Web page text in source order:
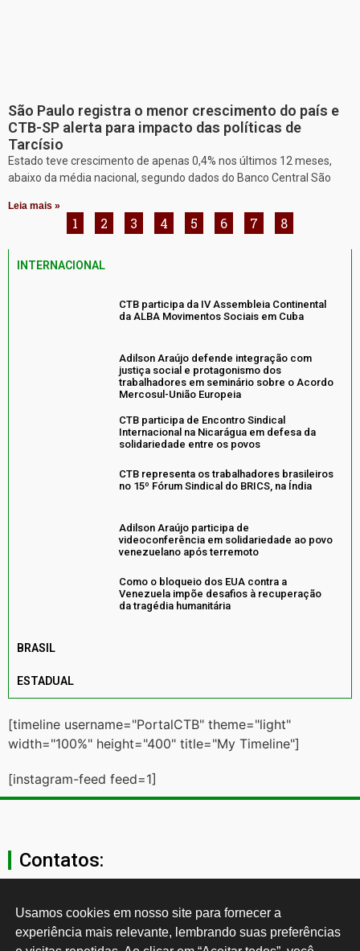
São Paulo registra o menor crescimento do país e
CTB-SP alerta para impacto das políticas de
Tarcísio
Estado teve crescimento de apenas 0,4% nos últimos 12 meses,
abaixo da média nacional, segundo dados do Banco Central São
Leia mais »
1 2 3 4 5 6 7 8
INTERNACIONAL
CTB participa da IV Assembleia Continental
da ALBA Movimentos Sociais em Cuba
Adilson Araújo defende integração com
justiça social e protagonismo dos
trabalhadores em seminário sobre o Acordo
Mercosul-União Europeia
CTB participa de Encontro Sindical
Internacional na Nicarágua em defesa da
solidariedade entre os povos
CTB representa os trabalhadores brasileiros
no 15º Fórum Sindical do BRICS, na Índia
Adilson Araújo participa de
videoconferência em solidariedade ao povo
venezuelano após terremoto
Como o bloqueio dos EUA contra a
Venezuela impõe desafios à recuperação
da tragédia humanitária
BRASIL
ESTADUAL
[timeline username="PortalCTB" theme="light"
width="100%" height="400" title="My Timeline"]
[instagram-feed feed=1]
Contatos:
secgeral@ctb.org.br
11 3874-0040
Usamos cookies em nosso site para fornecer a
experiência mais relevante, lembrando suas preferências